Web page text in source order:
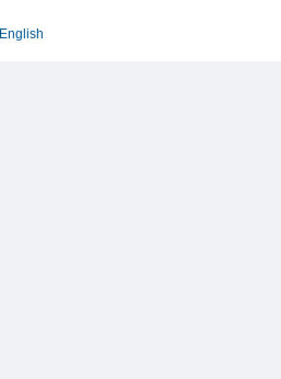
English